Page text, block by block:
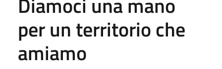
per un territorio che
amiamo